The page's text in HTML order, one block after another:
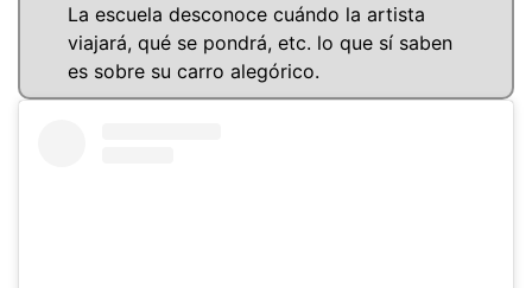
La escuela desconoce cuándo la artista
viajará, qué se pondrá, etc. lo que sí saben
es sobre su carro alegórico.